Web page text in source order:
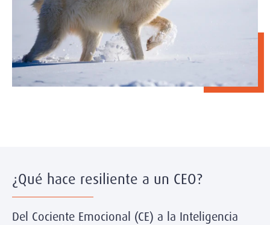
¿Qué hace resiliente a un CEO?
Del Cociente Emocional (CE) a la Inteligencia